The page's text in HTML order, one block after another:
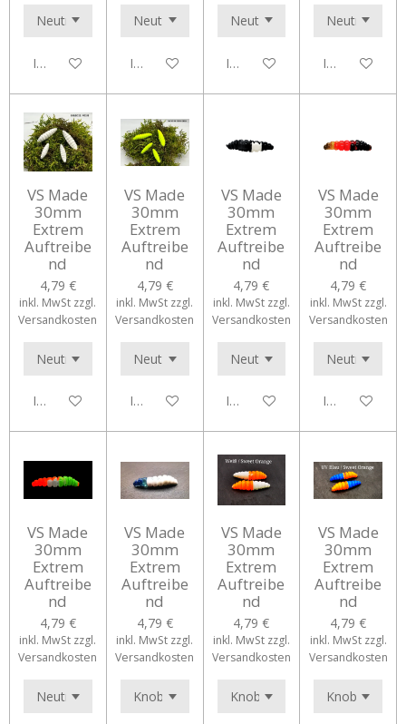
In den WarenkorbIn den WarenkorbIn den WarenkorbIn den
VS Made
30mm
Extrem
Auftreibe
nd
4,79 €
inkl. MwSt zzgl.
Versandkosten
In den Warenkorb
VS Made
30mm
Extrem
Auftreibe
nd
4,79 €
inkl. MwSt zzgl.
Versandkosten
In den Warenkorb
VS Made
30mm
Extrem
Auftreibe
nd
4,79 €
inkl. MwSt zzgl.
Versandkosten
In den Warenkorb
VS Made
30mm
Extrem
Auftreibe
nd
4,79 €
inkl. MwSt zzgl.
Versandkosten
In den
VS Made
30mm
Extrem
Auftreibe
nd
4,79 €
inkl. MwSt zzgl.
Versandkosten
VS Made
30mm
Extrem
Auftreibe
nd
4,79 €
inkl. MwSt zzgl.
Versandkosten
VS Made
30mm
Extrem
Auftreibe
nd
4,79 €
inkl. MwSt zzgl.
Versandkosten
VS Made
30mm
Extrem
Auftreibe
nd
4,79 €
inkl. MwSt zzgl.
Versandkosten